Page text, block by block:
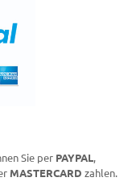
Sie per PAYPAL,
MASTERCARD zahlen.